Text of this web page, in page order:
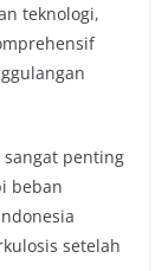
teknologi,
penting
beban
setelah